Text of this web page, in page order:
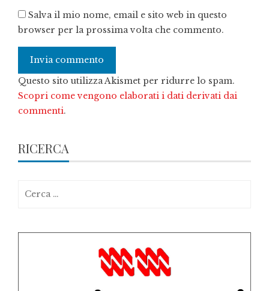
Salva il mio nome, email e sito web in questo
browser per la prossima volta che commento.
Questo sito utilizza Akismet per ridurre lo spam.
Scopri come vengono elaborati i dati derivati dai
commenti.
RICERCA